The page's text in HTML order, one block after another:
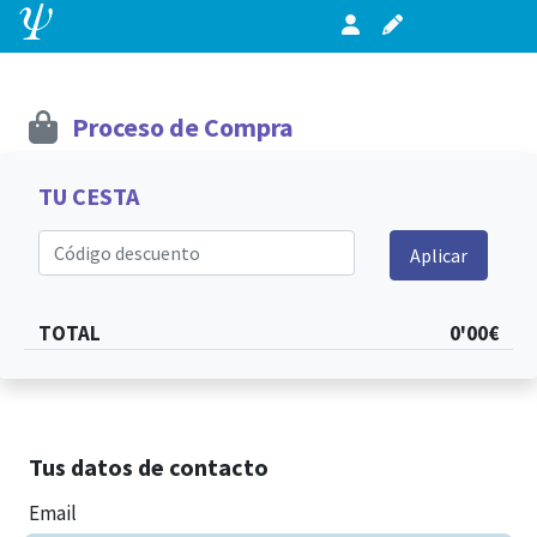
Proceso de Compra
TU CESTA
Código descuento Aplicar
TOTAL 0'00€
Tus datos de contacto
Email